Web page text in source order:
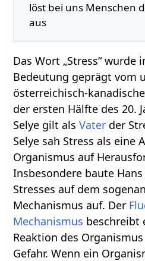
löst bei uns Menschen
aus
Das Wort „Stress“ wurde
Bedeutung geprägt vom
österreichisch-
der ersten Hälfte des 20.
Selye gilt alsVater der
Selye sah Stress als eine
Organismus auf
Insbesondere baute
Stresses auf dem
Mechanismus auf. Der
Mechanismus beschreibt
Reaktion des
Gefahr. Wenn ein